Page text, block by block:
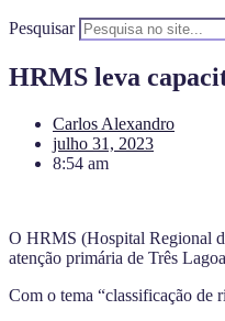
Pesquisar
HRMS leva
Carlos Alexandro
julho 31, 2023
8:54 am
O HRMS (Hospital Regional
atenção primária de Três
Com o tema “classificação de